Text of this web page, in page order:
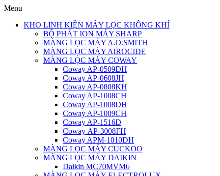
Menu
KHO LINH KIỆN MÁY LỌC KHÔNG KHÍ
BỘ PHÁT ION MÁY SHARP
MÀNG LỌC MÁY A.O.SMITH
MÀNG LỌC MÁY AIROCIDE
MÀNG LỌC MÁY COWAY
Coway AP-0509DH
Coway AP-0608JH
Coway AP-0808KH
Coway AP-1008CH
Coway AP-1008DH
Coway AP-1009CH
Coway AP-1516D
Coway AP-3008FH
Coway APM-1010DH
MÀNG LỌC MÁY CUCKOO
MÀNG LỌC MÁY DAIKIN
Daikin MC70MVM6